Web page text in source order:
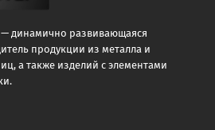
динамично развивающаяся
продукции из металла и
а также изделий с элементами